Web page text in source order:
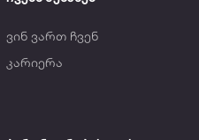
ვინ ვართ ჩვენ
კარიერა